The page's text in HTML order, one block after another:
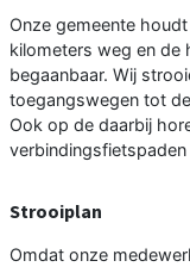
Onze gemeente
kilometers weg en
begaanbaar. Wij
toegangswegen tot
Ook op de daarbij
Strooiplan
Omdat onze